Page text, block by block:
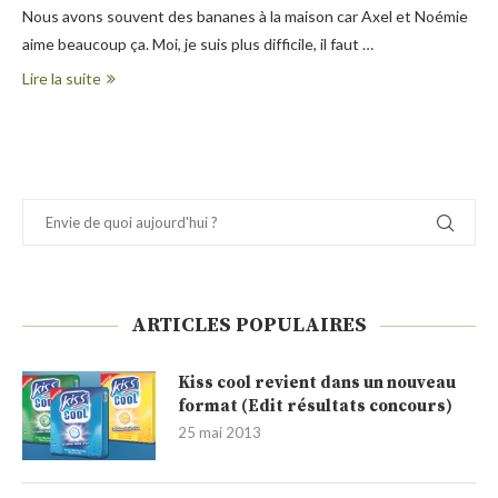
Nous avons souvent des bananes à la maison car Axel et Noémie
aime beaucoup ça. Moi, je suis plus difficile, il faut …
Lire la suite
ARTICLES POPULAIRES
Kiss cool revient dans un nouveau
format (Edit résultats concours)
25 mai 2013